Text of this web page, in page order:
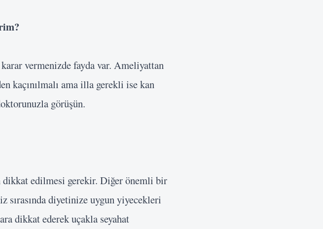
vermenizde fayda var. Ameliyattan
kaçınılmalı ama illa gerekli ise kan
görüşün.
edilmesi gerekir. Diğer önemli bir
sırasında diyetinize uygun yiyecekleri
dikkat ederek uçakla seyahat